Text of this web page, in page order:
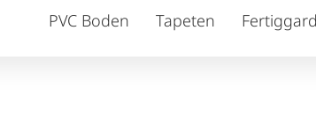
durchsuchen
PVC Boden Tapeten